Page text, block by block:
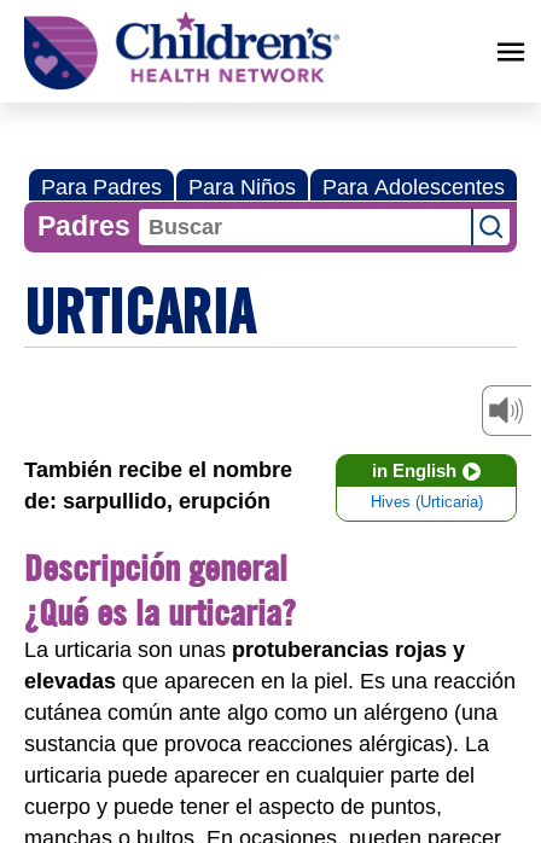
Children's
Health
Network
Para Padres Para Niños Para Adolescentes
Padres
URTICARIA
in English
Hives (Urticaria)
También recibe el nombre
de: sarpullido, erupción
Descripción general
¿Qué es la urticaria?
La urticaria son unas protuberancias rojas y
elevadas que aparecen en la piel. Es una reacción
cutánea común ante algo como un alérgeno (una
sustancia que provoca reacciones alérgicas). La
urticaria puede aparecer en cualquier parte del
cuerpo y puede tener el aspecto de puntos,
manchas o bultos. En ocasiones, pueden parecer